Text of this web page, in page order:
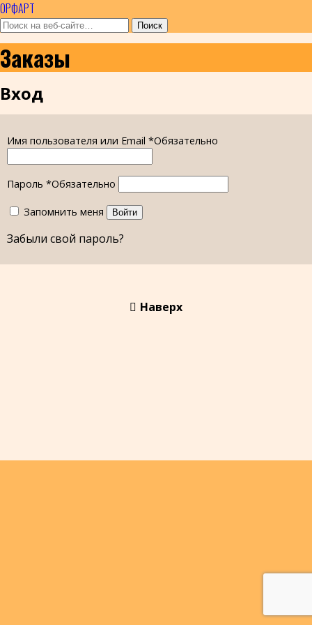
ОРФАРТ
Заказы
Вход
Имя пользователя или Email *Обязательно
Пароль *Обязательно
Запомнить меня Войти
Забыли свой пароль?
Наверх